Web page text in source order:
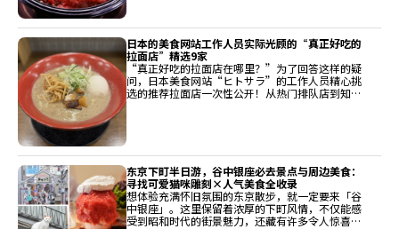
本料理餐厅独特开发的菜单，以及寿喜烧发源地京
都的老字号餐厅的特色，让您享受寿喜烧的深厚世
界。
日本的美食网站工作人员实际光顾的“真正好吃的
拉面店”精选9家
“真正好吃的拉面店在哪里？”为了回答这样的疑
问，日本美食网站“ヒトサラ”的工作人员精心挑
选的推荐拉面店一次性公开！从热门排队店到知名
东京下町半日游，谷中银座必去景点与周边美食：
寻找可爱猫咪雕刻×人气美食全收录
想体验充满怀旧氛围的东京散步，就一定要来「谷
中银座」。这里保留着浓厚的下町风情，不仅能感
受到昭和时代的街景魅力，还藏有许多令人惊喜的